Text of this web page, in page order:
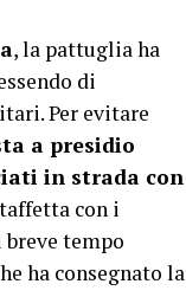
, la pattuglia ha
di
Per evitare
a presidio
in strada con
con i
tempo
ha consegnato la